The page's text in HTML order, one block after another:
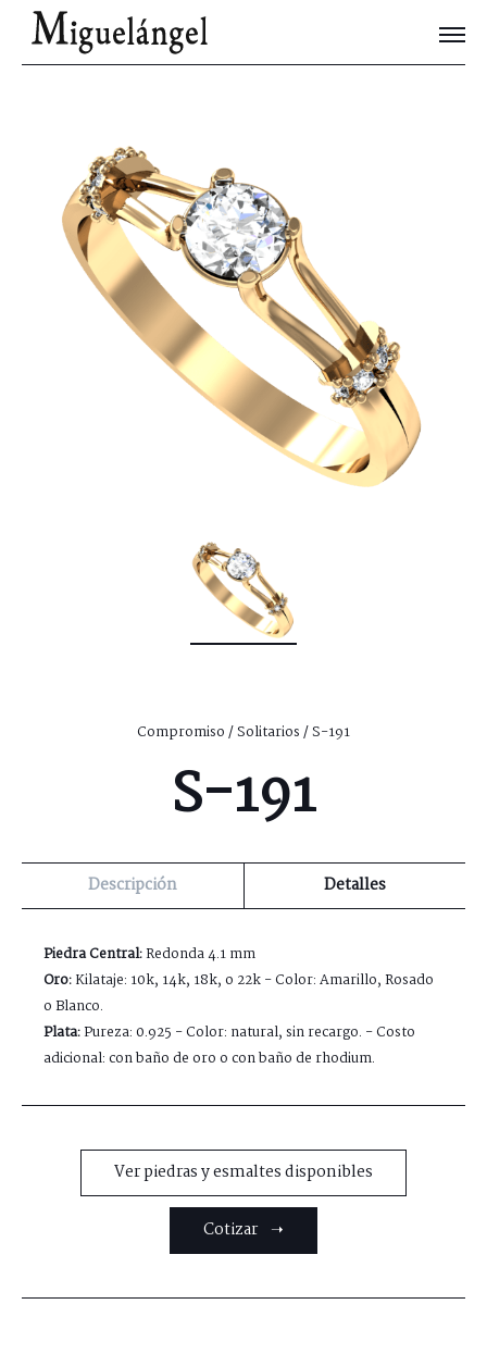
Joyas Únicas
Contacto
Compromiso/Solitarios/ S-191
S-191
Descripción Detalles
Piedra Central:Redonda 4.1 mm
Oro:Kilataje: 10k, 14k, 18k, o 22k - Color: Amarillo, Rosado
o Blanco.
Plata:Pureza: 0.925 - Color: natural, sin recargo. - Costo
adicional: con baño de oro o con baño de rhodium.
Ver piedras y esmaltes disponibles
Cotizar ➝